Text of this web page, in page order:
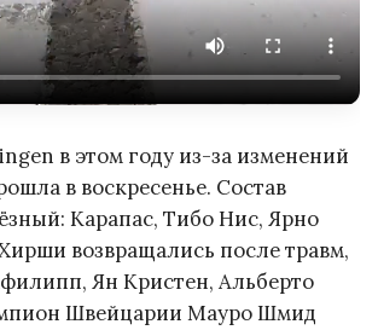
в этом году из-за изменений
в воскресенье. Состав
Карапас, Тибо Нис, Ярно
возвращались после травм,
Ян Кристен, Альберто
Швейцарии Мауро Шмид